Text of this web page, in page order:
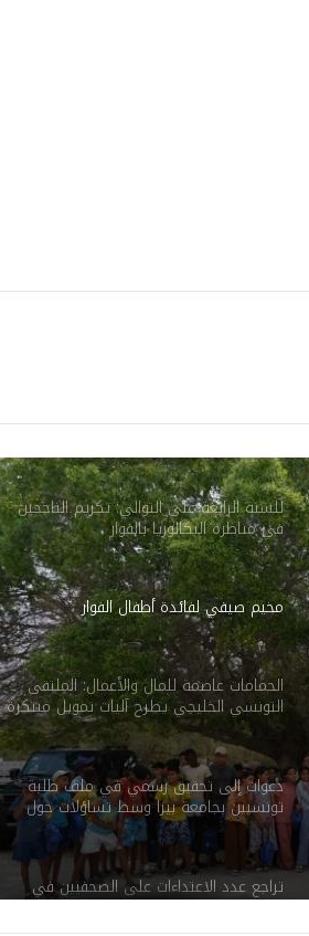
فيروس ‘هانتا’
للسنة الرابعة على التوالي: تكريم الناجحين
في مناظرة البكالوريا بالفوار
مخيم صيفي لفائدة أطفال الفوار
الحمامات عاصمة للمال والأعمال: الملتقى
التونسي الخليجي يطرح آليات تمويل مبتكرة
ويؤسس لشراكة ثلاثية عابرة للحدود
دعوات إلى تحقيق رسمي في ملف طلبة
تونسيين بجامعة بيزا وسط تساؤلات حول
الإجراءات الإدارية
تراجع عدد الاعتداءات على الصحفيين في
ماي 2026 مؤشرات إيجابية نسبيا وسط
استمرار إشكالات بنيوية